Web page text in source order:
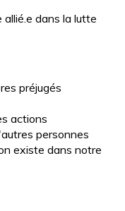
dans la lutte
préjugés
actions
personnes
existe dans notre